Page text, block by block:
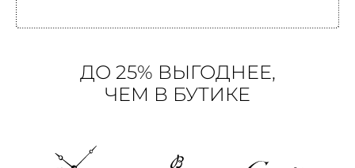
ДО 25% ВЫГОДНЕЕ,
ЧЕМ В БУТИКЕ